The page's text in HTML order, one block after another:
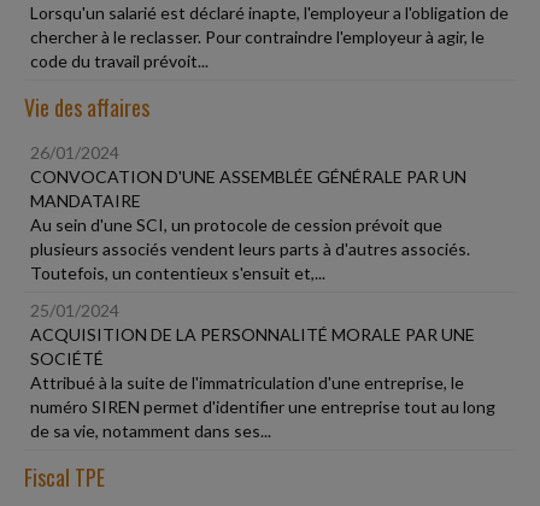
Lorsqu'un salarié est déclaré inapte, l'employeur a l'obligation de
chercher à le reclasser. Pour contraindre l'employeur à agir, le
code du travail prévoit...
Vie des affaires
26/01/2024
CONVOCATION D'UNE ASSEMBLÉE GÉNÉRALE PAR UN
MANDATAIRE
Au sein d'une SCI, un protocole de cession prévoit que
plusieurs associés vendent leurs parts à d'autres associés.
Toutefois, un contentieux s'ensuit et,...
25/01/2024
ACQUISITION DE LA PERSONNALITÉ MORALE PAR UNE
SOCIÉTÉ
Attribué à la suite de l'immatriculation d'une entreprise, le
numéro SIREN permet d'identifier une entreprise tout au long
de sa vie, notamment dans ses...
Fiscal TPE